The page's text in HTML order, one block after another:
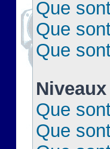
Que
Que
Que
Que
Que